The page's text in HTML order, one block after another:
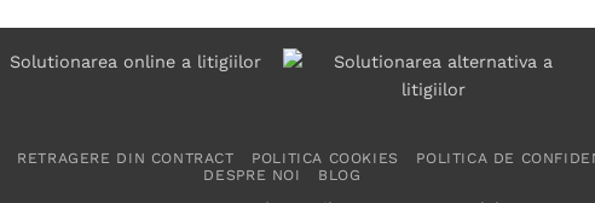
RETRAGERE DIN CONTRACT POLITICA COOKIES POLITICA DE
DESPRE NOI
BLOG